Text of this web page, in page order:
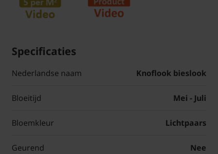
Specificaties
Nederlandse naam Knoflook bieslook
Bloeitijd Mei - Juli
Bloemkleur Lichtpaars
Geurend Nee